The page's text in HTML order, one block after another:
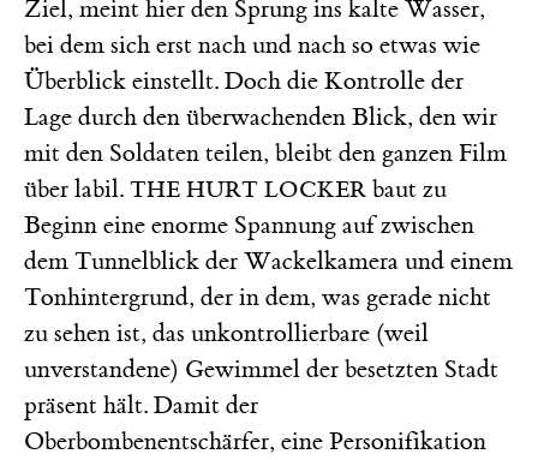
Ziel, meint hier den Sprung ins kalte Wasser,
bei dem sich erst nach und nach so etwas wie
Überblick einstellt. Doch die Kontrolle der
Lage durch den überwachenden Blick, den wir
mit den Soldaten teilen, bleibt den ganzen Film
über labil. THE HURT LOCKER baut zu
Beginn eine enorme Spannung auf zwischen
dem Tunnelblick der Wackelkamera und einem
Tonhintergrund, der in dem, was gerade nicht
zu sehen ist, das unkontrollierbare (weil
unverstandene) Gewimmel der besetzten Stadt
präsent hält. Damit der
Oberbombenentschärfer, eine Personifikation